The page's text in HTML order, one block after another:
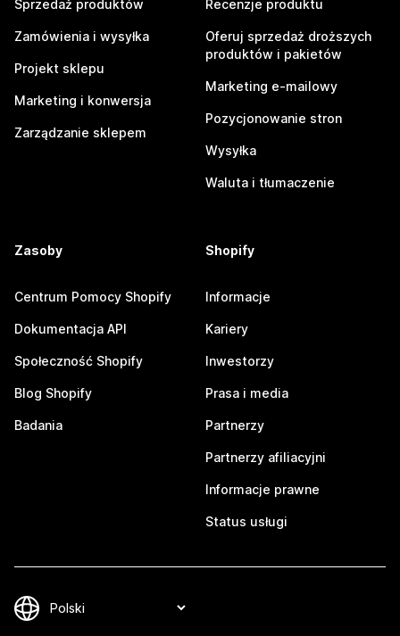
Sprzedaż produktów
Zamówienia i wysyłka
Projekt sklepu
Marketing i konwersja
Zarządzanie sklepem
Recenzje produktu
Oferuj sprzedaż droższych
produktów i pakietów
Marketing e-mailowy
Pozycjonowanie stron
Wysyłka
Waluta i tłumaczenie
Zasoby
Centrum Pomocy Shopify
Dokumentacja API
Społeczność Shopify
Blog Shopify
Badania
Shopify
Informacje
Kariery
Inwestorzy
Prasa i media
Partnerzy
Partnerzy afiliacyjni
Informacje prawne
Status usługi